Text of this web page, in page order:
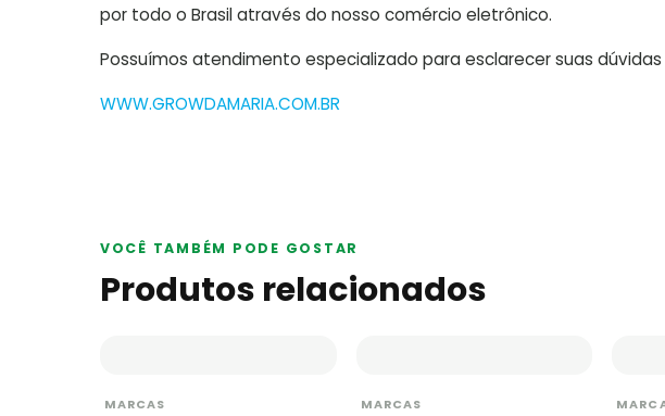
por todo o Brasil através do nosso comércio eletrônico.
Possuímos atendimento especializado para esclarecer suas
WWW.GROWDAMARIA.COM.BR
VOCÊ TAMBÉM PODE GOSTAR
Produtos relacionados
MARCAS MARCAS